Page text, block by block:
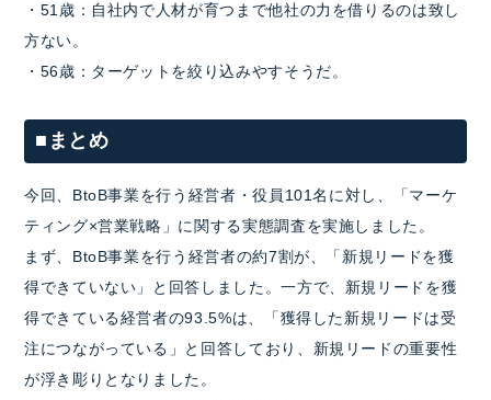
・51歳：自社内で人材が育つまで他社の力を借りるのは致し
方ない。
・56歳：ターゲットを絞り込みやすそうだ。
■まとめ
今回、BtoB事業を行う経営者・役員101名に対し、「マーケ
ティング×営業戦略」に関する実態調査を実施しました。
まず、BtoB事業を行う経営者の約7割が、「新規リードを獲
得できていない」と回答しました。一方で、新規リードを獲
得できている経営者の93.5%は、「獲得した新規リードは受
注につながっている」と回答しており、新規リードの重要性
が浮き彫りとなりました。